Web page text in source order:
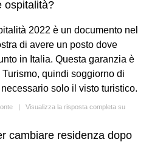
ospitalità?
2022 è un documento nel
di avere un posto dove
in Italia. Questa garanzia è
quindi soggiorno di
solo il visto turistico.
| Visualizza la risposta completa su
cambiare residenza dopo